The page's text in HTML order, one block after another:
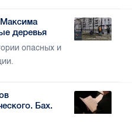
деревья
опасных и
Бах.